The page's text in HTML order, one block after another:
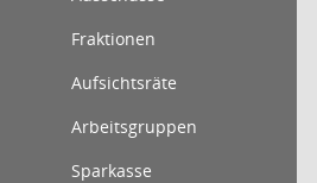
Fraktionen
Aufsichtsräte
Arbeitsgruppen
Sparkasse